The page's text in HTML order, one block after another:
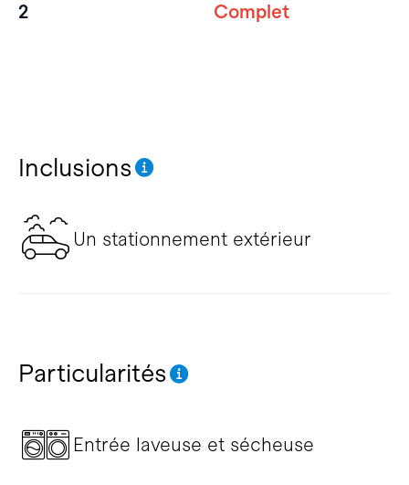
Inclusions
Un stationnement extérieur
Particularités
Entrée laveuse et sécheuse
2 Complet